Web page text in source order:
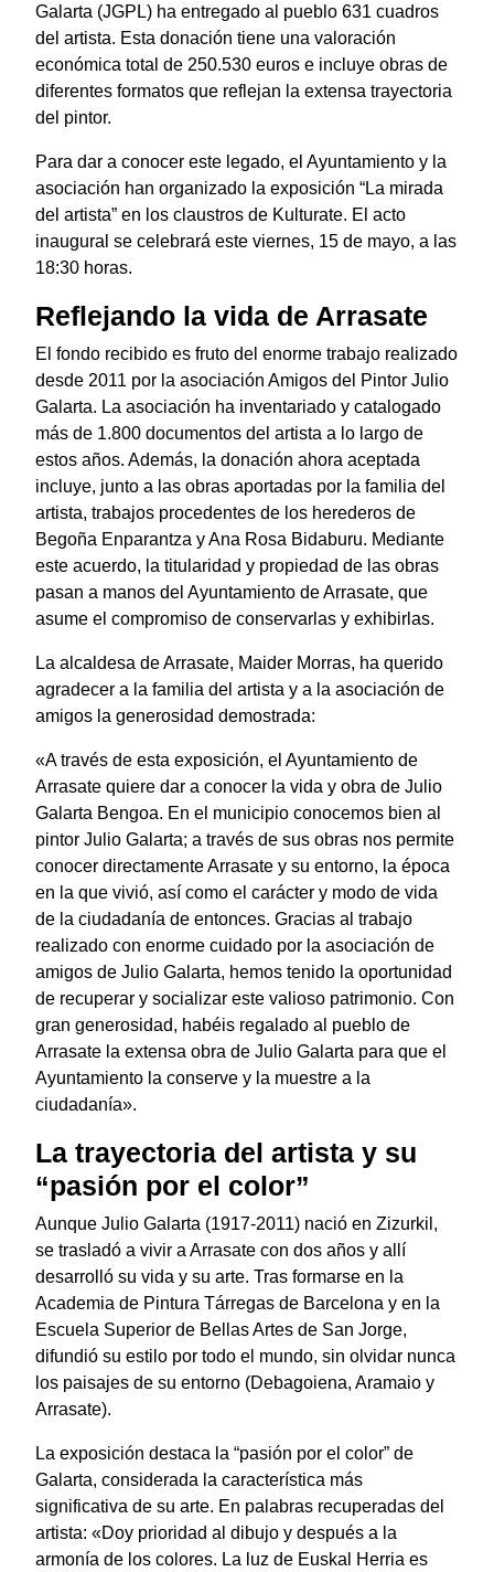
Galarta (JGPL) ha entregado al pueblo 631 cuadros
del artista. Esta donación tiene una valoración
económica total de 250.530 euros e incluye obras de
diferentes formatos que reflejan la extensa trayectoria
del pintor.
Para dar a conocer este legado, el Ayuntamiento y la
asociación han organizado la exposición “La mirada
del artista” en los claustros de Kulturate. El acto
inaugural se celebrará este viernes, 15 de mayo, a las
18:30 horas.
Reflejando la vida de Arrasate
El fondo recibido es fruto del enorme trabajo realizado
desde 2011 por la asociación Amigos del Pintor Julio
Galarta. La asociación ha inventariado y catalogado
más de 1.800 documentos del artista a lo largo de
estos años. Además, la donación ahora aceptada
incluye, junto a las obras aportadas por la familia del
artista, trabajos procedentes de los herederos de
Begoña Enparantza y Ana Rosa Bidaburu. Mediante
este acuerdo, la titularidad y propiedad de las obras
pasan a manos del Ayuntamiento de Arrasate, que
asume el compromiso de conservarlas y exhibirlas.
La alcaldesa de Arrasate, Maider Morras, ha querido
agradecer a la familia del artista y a la asociación de
amigos la generosidad demostrada:
«A través de esta exposición, el Ayuntamiento de
Arrasate quiere dar a conocer la vida y obra de Julio
Galarta Bengoa. En el municipio conocemos bien al
pintor Julio Galarta; a través de sus obras nos permite
conocer directamente Arrasate y su entorno, la época
en la que vivió, así como el carácter y modo de vida
de la ciudadanía de entonces. Gracias al trabajo
realizado con enorme cuidado por la asociación de
amigos de Julio Galarta, hemos tenido la oportunidad
de recuperar y socializar este valioso patrimonio. Con
gran generosidad, habéis regalado al pueblo de
Arrasate la extensa obra de Julio Galarta para que el
Ayuntamiento la conserve y la muestre a la
ciudadanía».
La trayectoria del artista y su
“pasión por el color”
Aunque Julio Galarta (1917-2011) nació en Zizurkil,
se trasladó a vivir a Arrasate con dos años y allí
desarrolló su vida y su arte. Tras formarse en la
Academia de Pintura Tárregas de Barcelona y en la
Escuela Superior de Bellas Artes de San Jorge,
difundió su estilo por todo el mundo, sin olvidar nunca
los paisajes de su entorno (Debagoiena, Aramaio y
Arrasate).
La exposición destaca la “pasión por el color” de
Galarta, considerada la característica más
significativa de su arte. En palabras recuperadas del
artista: «Doy prioridad al dibujo y después a la
armonía de los colores. La luz de Euskal Herria es